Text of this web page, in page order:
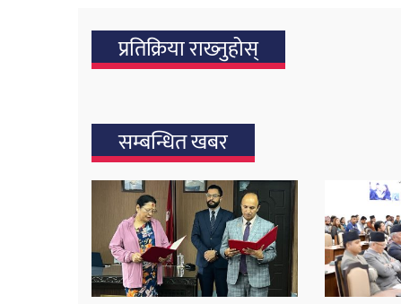
प्रतिक्रिया राख्‍नुहोस्
सम्बन्धित खबर